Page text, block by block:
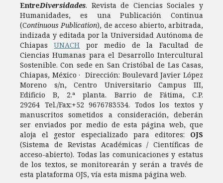
EntreDiversidades. Revista de Ciencias Sociales y
Humanidades, es una Publicación Continua
(Continuous Publication), de acceso abierto, arbitrada,
indizada y editada por la Universidad Autónoma de
ChiapasUNACH por medio de la Facultad de
Ciencias Humanas para el Desarrollo Intercultural
Sostenible. Con sede en San Cristóbal de Las Casas,
Chiapas, México · Dirección: Boulevard Javier López
Moreno s/n, Centro Universitario Campus III,
Edificio B, 2.ª planta. Barrio de Fátima, C.P.
29264 Tel./Fax:+52 9676783534. Todos los textos y
manuscritos sometidos a consideración, deberán
ser enviados por medio de esta página web, que
aloja el gestor especializado para editores: OJS
(Sistema de Revistas Académicas / Científicas de
acceso-abierto). Todas las comunicaciones y estatus
de los textos, se monitorearán y serán a través de
esta plataforma OJS, vía esta misma página web.